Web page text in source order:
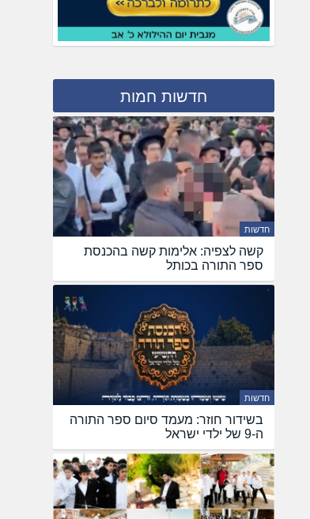
חדשות חמות
חדשות
קשה לצפיה: אלימות קשה בהכנסת
ספר התורה בכותל
חדשות
בשידור חוזר: מעמד סיום ספר התורה
ה-9 של ילדי ישראל